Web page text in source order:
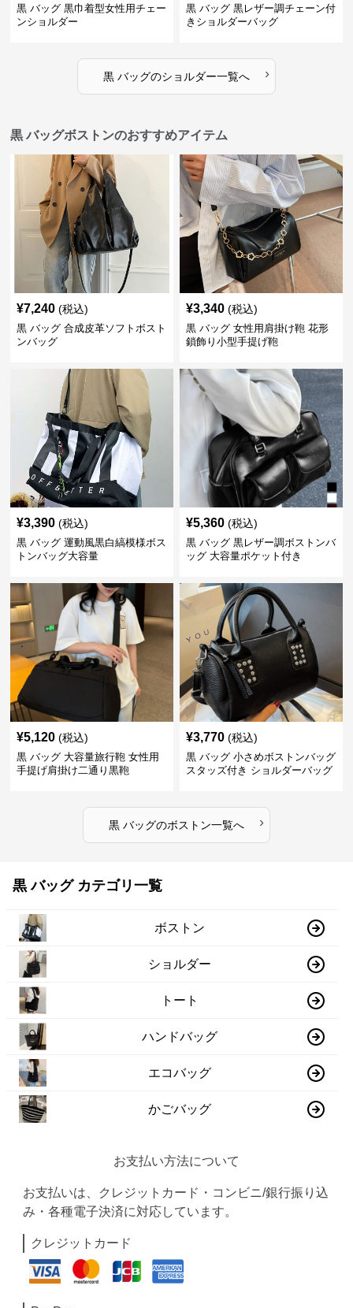
黒 バッグ 黒巾着型女性用チェー
ンショルダー
黒 バッグ 黒レザー調チェーン付
きショルダーバッグ
黒 バッグのショルダー一覧へ ›
黒 バッグボストンのおすすめアイテム
¥7,240 (税込)
黒 バッグ 合成皮革ソフトボスト
ンバッグ
¥3,340 (税込)
黒 バッグ 女性用肩掛け鞄 花形
鎖飾り小型手提げ鞄
¥3,390 (税込)
黒 バッグ 運動風黒白縞模様ボス
トンバッグ大容量
¥5,360 (税込)
黒 バッグ 黒レザー調ボストンバ
ッグ 大容量ポケット付き
¥5,120 (税込)
黒 バッグ 大容量旅行鞄 女性用
手提げ肩掛け二通り黒鞄
¥3,770 (税込)
黒 バッグ 小さめボストンバッグ
スタッズ付き ショルダーバッグ
黒 バッグのボストン一覧へ ›
黒 バッグ カテゴリ一覧
ボストン
ショルダー
トート
ハンドバッグ
エコバッグ
かごバッグ
お支払い方法について
お支払いは、クレジットカード・コンビニ/銀行振り込
み・各種電子決済に対応しています。
クレジットカード